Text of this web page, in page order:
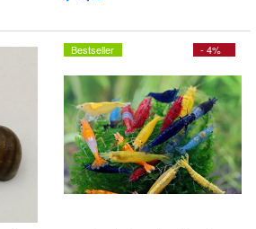
- 4%
Bestseller